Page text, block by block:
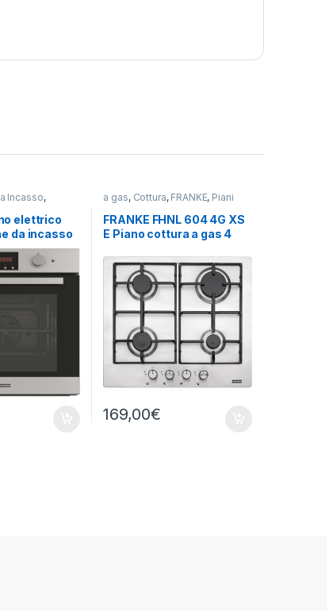
Incasso,
elettrico
da incasso
a gas, Cottura, FRANKE, Piani
Cottura
FRANKE FHNL 604 4G XS
E Piano cottura a gas 4
169,00€